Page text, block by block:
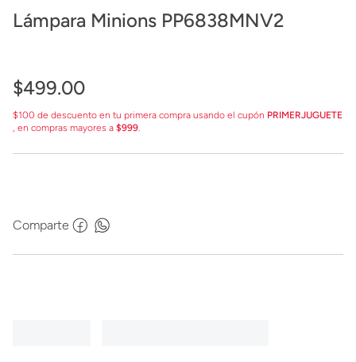
Lámpara Minions PP6838MNV2
$499.00
$100 de descuento en tu primera compra usando el cupón PRIMERJUGUETE
, en compras mayores a $999.
Comparte